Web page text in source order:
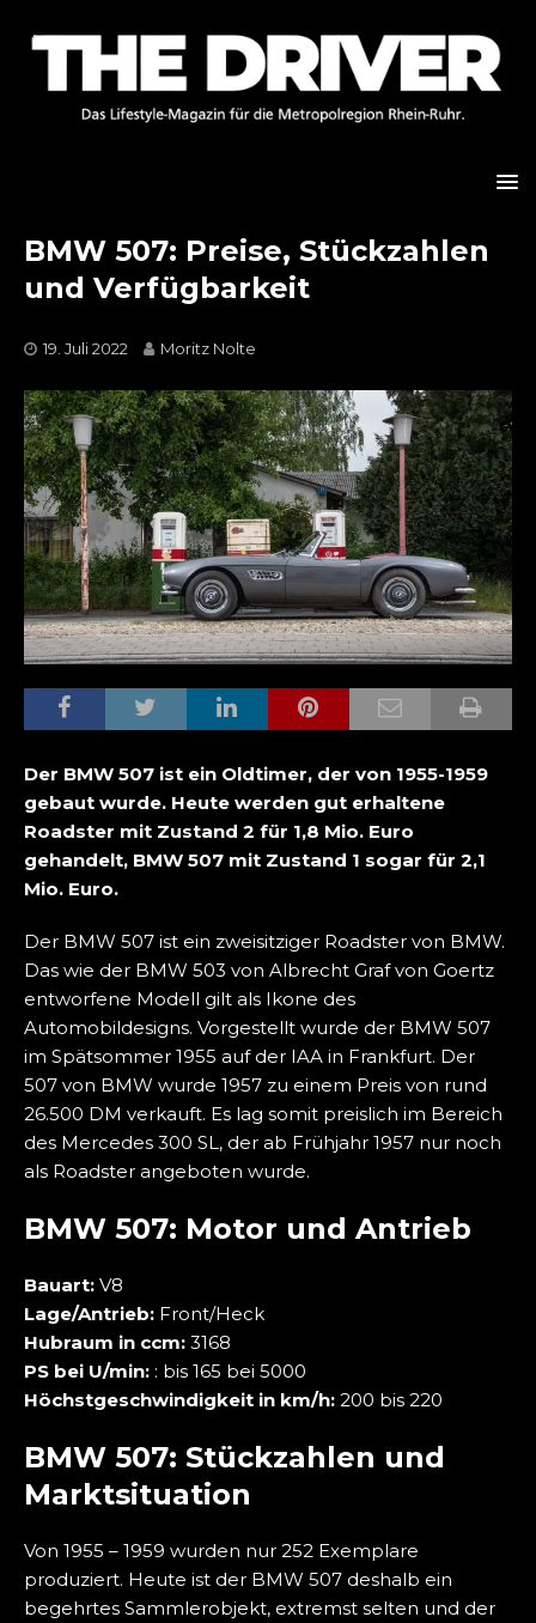
BMW 507: Preise, Stückzahlen
und Verfügbarkeit
19. Juli 2022 Moritz Nolte
Der BMW 507 ist ein Oldtimer, der von 1955-1959
gebaut wurde. Heute werden gut erhaltene
Roadster mit Zustand 2 für 1,8 Mio. Euro
gehandelt, BMW 507 mit Zustand 1 sogar für 2,1
Mio. Euro.
Der BMW 507 ist ein zweisitziger Roadster von BMW.
Das wie der BMW 503 von Albrecht Graf von Goertz
entworfene Modell gilt als Ikone des
Automobildesigns. Vorgestellt wurde der BMW 507
im Spätsommer 1955 auf der IAA in Frankfurt. Der
507 von BMW wurde 1957 zu einem Preis von rund
26.500 DM verkauft. Es lag somit preislich im Bereich
des Mercedes 300 SL, der ab Frühjahr 1957 nur noch
als Roadster angeboten wurde.
BMW 507: Motor und Antrieb
Bauart: V8
Lage/Antrieb: Front/Heck
Hubraum in ccm: 3168
PS bei U/min: : bis 165 bei 5000
Höchstgeschwindigkeit in km/h: 200 bis 220
BMW 507: Stückzahlen und
Marktsituation
Von 1955 – 1959 wurden nur 252 Exemplare
produziert. Heute ist der BMW 507 deshalb ein
begehrtes Sammlerobjekt, extremst selten und der